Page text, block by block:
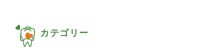
カテゴリー